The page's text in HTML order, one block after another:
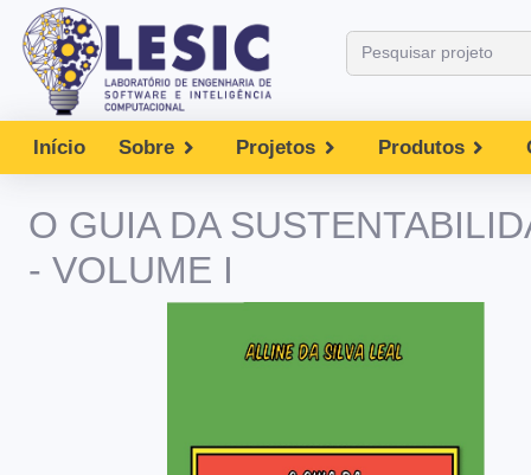
Início Sobre Projetos Produtos
O GUIA DA
- VOLUME I